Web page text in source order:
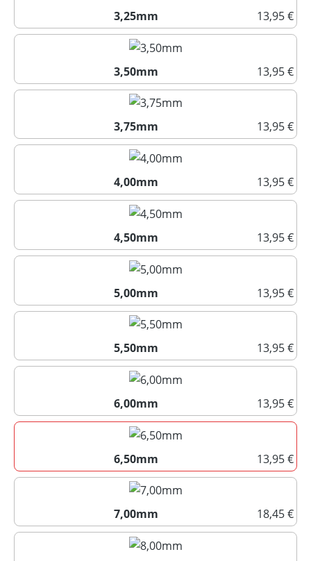
3,25mm
13,95 €
3,25mm
3,50mm
13,95 €
3,50mm
3,75mm
13,95 €
3,75mm
4,00mm
13,95 €
4,00mm
4,50mm
13,95 €
4,50mm
5,00mm
13,95 €
5,00mm
5,50mm
13,95 €
5,50mm
6,00mm
13,95 €
6,00mm
6,50mm
13,95 €
6,50mm
7,00mm
18,45 €
7,00mm